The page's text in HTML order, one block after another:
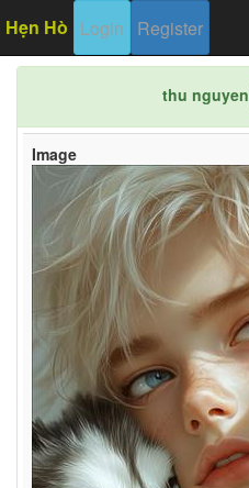
Hẹn Hò Login Register
thu nguyen
Image